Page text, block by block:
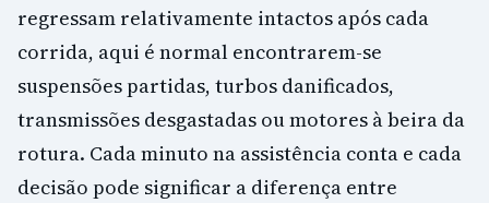
regressam relativamente intactos após cada
corrida, aqui é normal encontrarem-se
suspensões partidas, turbos danificados,
transmissões desgastadas ou motores à beira da
rotura. Cada minuto na assistência conta e cada
decisão pode significar a diferença entre